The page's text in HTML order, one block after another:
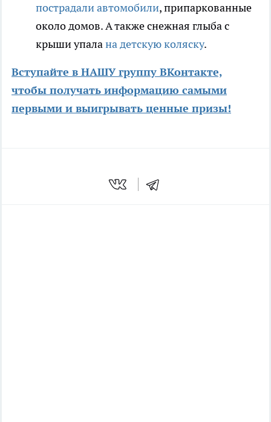
пострадали автомобили, припаркованные
около домов. А также снежная глыба с
крыши упалана детскую коляску.
Вступайте в НАШУ группу ВКонтакте,
чтобы получать информацию самыми
первыми и выигрывать ценные призы!